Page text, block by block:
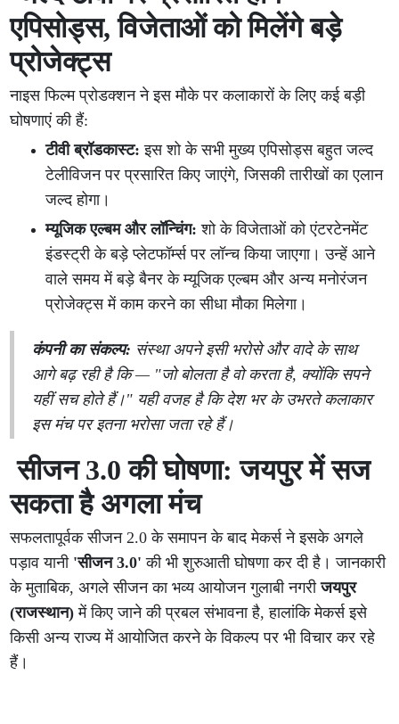
एपिसोड्स, विजेताओं को मिलेंगे बड़े
प्रोजेक्ट्स
नाइस फिल्म प्रोडक्शन ने इस मौके पर कलाकारों के लिए कई बड़ी
घोषणाएं की हैं:
टीवी ब्रॉडकास्ट: इस शो के सभी मुख्य एपिसोड्स बहुत जल्द
टेलीविजन पर प्रसारित किए जाएंगे, जिसकी तारीखों का एलान
जल्द होगा।
म्यूजिक एल्बम और लॉन्चिंग: शो के विजेताओं को एंटरटेनमेंट
इंडस्ट्री के बड़े प्लेटफॉर्म्स पर लॉन्च किया जाएगा। उन्हें आने
वाले समय में बड़े बैनर के म्यूजिक एल्बम और अन्य मनोरंजन
प्रोजेक्ट्स में काम करने का सीधा मौका मिलेगा।
कंपनी का संकल्प: संस्था अपने इसी भरोसे और वादे के साथ
आगे बढ़ रही है कि — "जो बोलता है वो करता है, क्योंकि सपने
यहीं सच होते हैं।" यही वजह है कि देश भर के उभरते कलाकार
इस मंच पर इतना भरोसा जता रहे हैं।
सीजन 3.0 की घोषणा: जयपुर में सज
सकता है अगला मंच
सफलतापूर्वक सीजन 2.0 के समापन के बाद मेकर्स ने इसके अगले
पड़ाव यानी 'सीजन 3.0' की भी शुरुआती घोषणा कर दी है। जानकारी
के मुताबिक, अगले सीजन का भव्य आयोजन गुलाबी नगरीजयपुर
(राजस्थान) में किए जाने की प्रबल संभावना है, हालांकि मेकर्स इसे
किसी अन्य राज्य में आयोजित करने के विकल्प पर भी विचार कर रहे
हैं।